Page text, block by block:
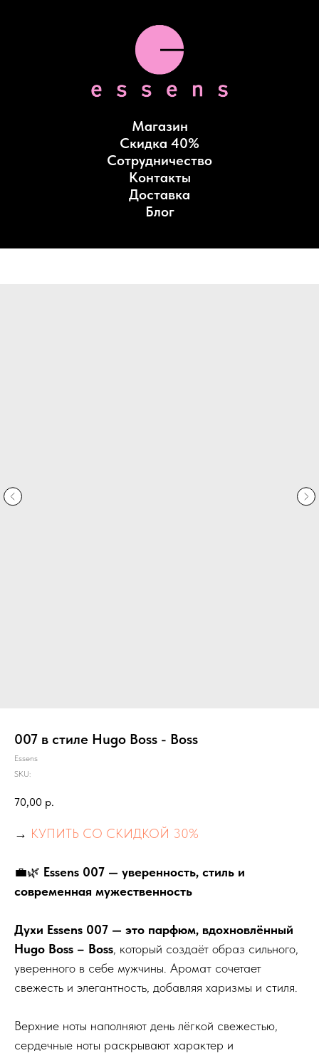
Магазин
Скидка 40%
Сотрудничество
Контакты
Доставка
Блог
007 в стиле Hugo Boss - Boss
Essens
SKU:
70,00 р.
→ КУПИТЬ СО СКИДКОЙ 30%
💼🌿 Essens 007 — уверенность, стиль и
современная мужественность
Духи Essens 007 — это парфюм, вдохновлённый
Hugo Boss – Boss, который создаёт образ сильного,
уверенного в себе мужчины. Аромат сочетает
свежесть и элегантность, добавляя харизмы и стиля.
Верхние ноты наполняют день лёгкой свежестью,
сердечные ноты раскрывают характер и